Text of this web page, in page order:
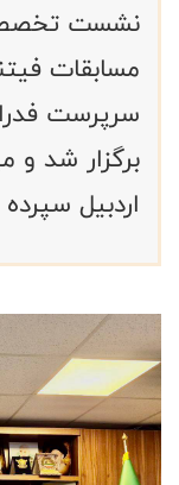
نشست
مسابقات
سرپرست
برگزار شد و
اردبیل